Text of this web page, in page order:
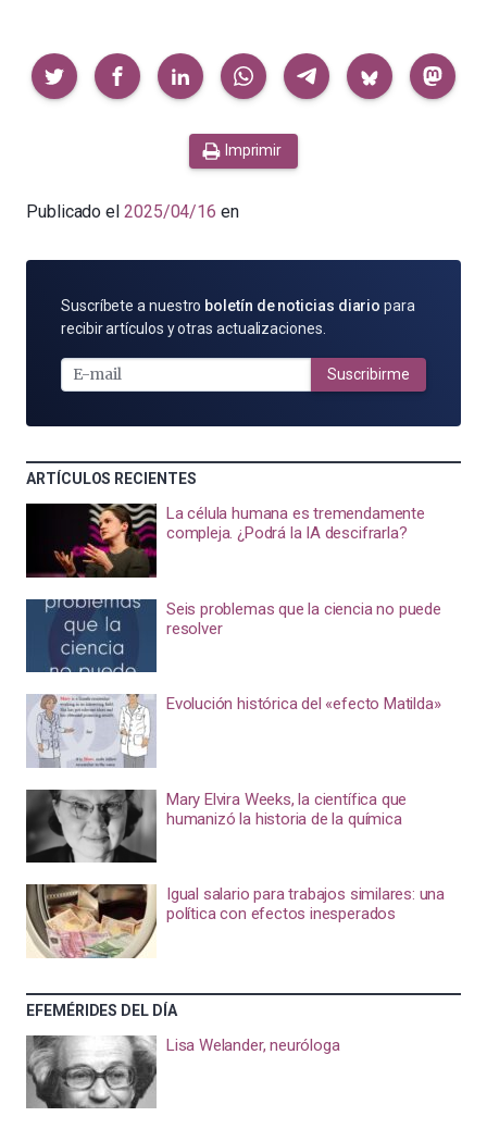
Compartir
Imprimir
Publicado el 2025/04/16 en
SUSCRÍBETE
POR
MAIL
Suscríbete a nuestro boletín de noticias diario para
recibir artículos y otras actualizaciones.
Suscribirme
ARTÍCULOS RECIENTES
La célula humana es tremendamente
compleja. ¿Podrá la IA descifrarla?
Seis problemas que la ciencia no puede
resolver
Evolución histórica del «efecto Matilda»
Mary Elvira Weeks, la científica que
humanizó la historia de la química
Igual salario para trabajos similares: una
política con efectos inesperados
EFEMÉRIDES DEL DÍA
Lisa Welander, neuróloga